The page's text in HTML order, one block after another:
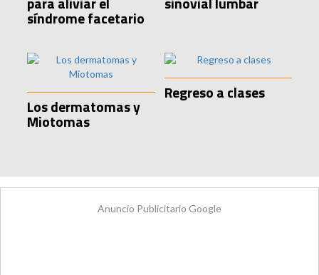
síndrome facetario
Los dermatomas y
Miotomas
Regreso a clases
Anuncio Publicitario Google